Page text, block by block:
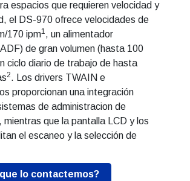
espacios que requieren velocidad y
el DS-970 ofrece velocidades de
170 ipm1, un alimentador
de gran volumen (hasta 100
ciclo diario de trabajo de hasta
2. Los drivers TWAIN e
proporcionan una integración
de administracion de
mientras que la pantalla LCD y los
el escaneo y la selección de
lo contactemos?